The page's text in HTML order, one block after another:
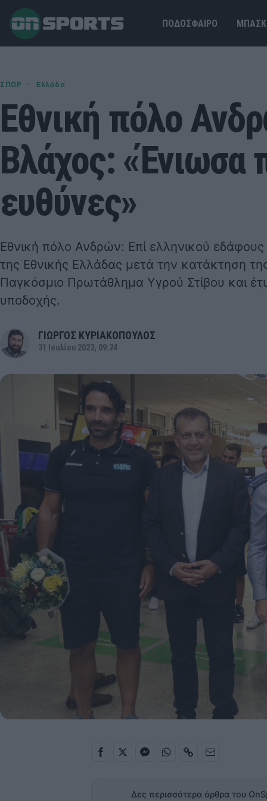
ΠΟΔΟΣΦΑΙΡΟ
ΣΠΟΡ · Ελλάδα
Εθνική πόλο
Βλάχος: «Ένιωσα
ευθύνες»
Εθνική πόλο Ανδρών: Επί ελληνικού εδάφους
της Εθνικής Ελλάδας μετά την κατάκτηση
Παγκόσμιο Πρωτάθλημα Υγρού Στίβου και
υποδοχής.
ΓΙΩΡΓΟΣ ΚΥΡΙΑΚΟΠΟΥΛΟΣ
31 Ιουλίου 2023, 09:24
Δες περισσότερα άρθρα του